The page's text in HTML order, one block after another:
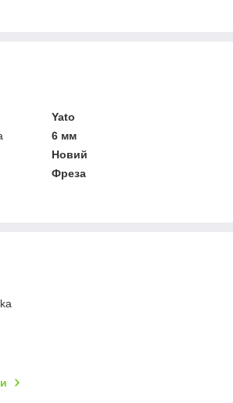
Yato
6 мм
Новий
Фреза